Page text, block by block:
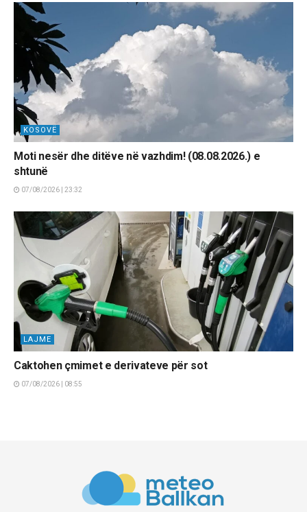
KOSOVË
Moti nesër dhe ditëve në vazhdim! (08.08.2026.) e
shtunë
07/08/2026 | 23:32
LAJME
Caktohen çmimet e derivateve për sot
07/08/2026 | 08:55